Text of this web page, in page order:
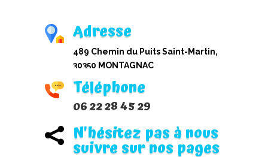
Adresse
489 Chemin du Puits Saint-Martin,
30350 MONTAGNAC
Téléphone
06 22 28 45 29
 N'hésitez pas à nous
suivre sur nos pages